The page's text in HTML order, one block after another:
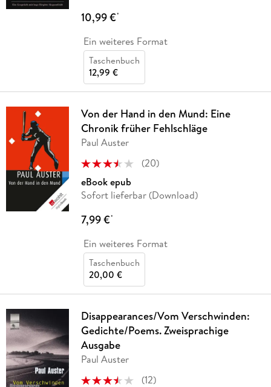
10,99 €*
Ein weiteres Format
Taschenbuch
12,99 €
Von der Hand in den Mund: Eine
Chronik früher Fehlschläge
Paul Auster
(20)
eBook epub
Sofort lieferbar (Download)
7,99 €*
Ein weiteres Format
Taschenbuch
20,00 €
Disappearances/Vom Verschwinden:
Gedichte/Poems. Zweisprachige
Ausgabe
Paul Auster
(12)